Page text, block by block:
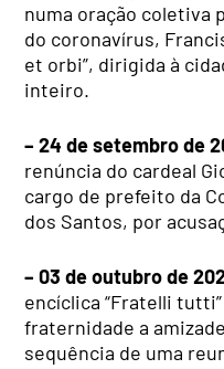
numa oração coletiva
do coronavírus,
et orbi”, dirigida à
inteiro.
– 24 de setembro de
renúncia do cardeal
cargo de prefeito da
dos Santos, por
– 03 de outubro de
encíclica “Fratelli
fraternidade a
sequência de uma